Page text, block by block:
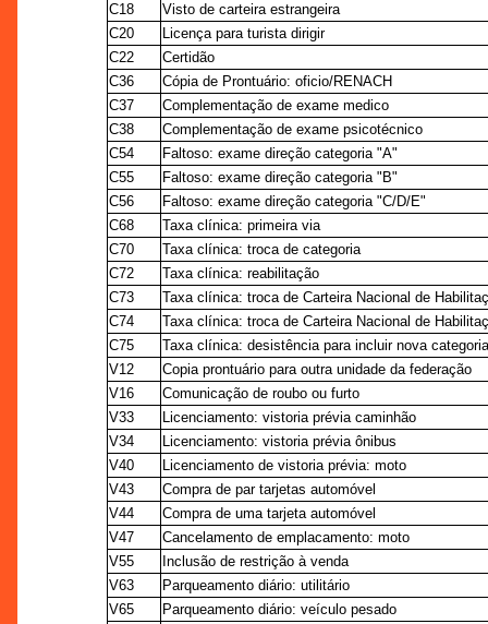
C18
Visto de carteira estrangeira
C20
Licença para turista dirigir
C22
Certidão
C36
Cópia de Prontuário: oficio/RENACH
C37
Complementação de exame medico
C38
Complementação de exame psicotécnico
C54
Faltoso: exame direção categoria "A"
C55
Faltoso: exame direção categoria "B"
C56
Faltoso: exame direção categoria "C/D/E"
C68
Taxa clínica: primeira via
C70
Taxa clínica: troca de categoria
C72
Taxa clínica: reabilitação
C73
Taxa clínica: troca de Carteira Nacional de
C74
Taxa clínica: troca de Carteira Nacional de
C75
Taxa clínica: desistência para incluir nova
V12
Copia prontuário para outra unidade da federação
V16
Comunicação de roubo ou furto
V33
Licenciamento: vistoria prévia caminhão
V34
Licenciamento: vistoria prévia ônibus
V40
Licenciamento de vistoria prévia: moto
V43
Compra de par tarjetas automóvel
V44
Compra de uma tarjeta automóvel
V47
Cancelamento de emplacamento: moto
V55
Inclusão de restrição à venda
V63
Parqueamento diário: utilitário
V65
Parqueamento diário: veículo pesado